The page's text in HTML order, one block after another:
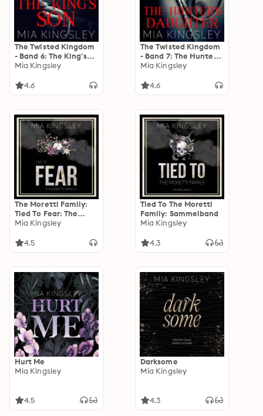
The Twisted Kingdom
- Band 6: The King's
Son: I Want You I
For You
Mia Kingsley
4.6
The Twisted Kingdom
- Band 7: The Hunter's
Daughter: Catch Me
Mia Kingsley
4.6
The Moretti Family:
Tied To Fear: The
Moretti Family 4
Mia Kingsley
4.5
Tied To The Moretti
Family: Sammelband
Mia Kingsley
4.3
Hurt Me
Mia Kingsley
4.5
Darksome
Mia Kingsley
4.3